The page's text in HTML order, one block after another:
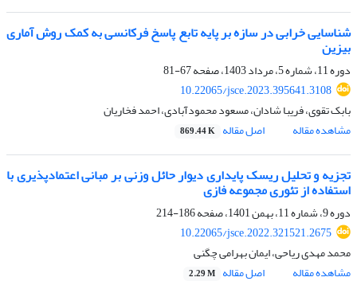
شناسایی خرابی در سازه بر پایه تابع پاسخ فرکانسی به کمک روش آماری
بیزین
دوره 11، شماره 5، مرداد 1403، صفحه
67-81
10.22065/jsce.2023.395641.3108
بابک تقوی، فریبا شادان، مسعود محمودآبادی، احمد فخاریان
مشاهده مقاله
اصل مقاله 869.44 K
ﺗﺠﺰﯾﻪ و ﺗﺤﻠﯿﻞ ریسک ﭘﺎﯾﺪاری دﯾﻮار ﺣﺎﺋﻞ وزﻧﯽ بر مبانی اعتمادپذیری ﺑﺎ
اﺳﺘﻔﺎده از ﺗﺌﻮری ﻣﺠﻤﻮﻋﻪ ﻓﺎزی
دوره 9، شماره 11، بهمن 1401، صفحه
186-214
10.22065/jsce.2022.321521.2675
محمد مهدی ریاحی، ایمان بهرامی چگنی
مشاهده مقاله
اصل مقاله 2.29 M